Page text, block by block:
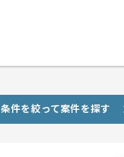
条件を絞って案件を探す